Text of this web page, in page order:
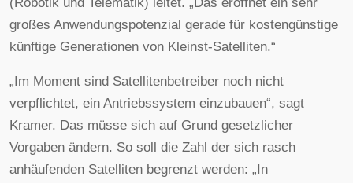
(Robotik und Telematik) leitet. „Das eröffnet ein sehr
großes Anwendungspotenzial gerade für kostengünstige
künftige Generationen von Kleinst-Satelliten.“
„Im Moment sind Satellitenbetreiber noch nicht
verpflichtet, ein Antriebssystem einzubauen“, sagt
Kramer. Das müsse sich auf Grund gesetzlicher
Vorgaben ändern. So soll die Zahl der sich rasch
anhäufenden Satelliten begrenzt werden: „In